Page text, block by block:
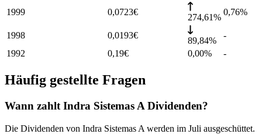
1999 0,0723€
274,61%
0,76%
1998 0,0193€
89,84%
-
1992
0,19€ 0,00% -
Häufig gestellte Fragen
Wann zahlt Indra Sistemas A Dividenden?
Die Dividenden von Indra Sistemas A werden im Juli ausgeschüttet.